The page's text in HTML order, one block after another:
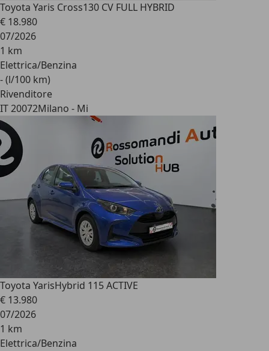
Toyota Yaris Cross130 CV FULL HYBRID
€ 18.980
07/2026
1 km
Elettrica/Benzina
- (l/100 km)
Rivenditore
IT 20072Milano - Mi
Toyota YarisHybrid 115 ACTIVE
€ 13.980
07/2026
1 km
Elettrica/Benzina